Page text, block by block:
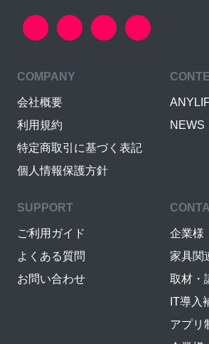
COMPANY
会社概要
利用規約
特定商取引に基づく表記
個人情報保護方針
NEWS
SUPPORT
ご利用ガイド
よくある質問
お問い合わせ
企業様
家具関
取材・
IT導入
アプリ